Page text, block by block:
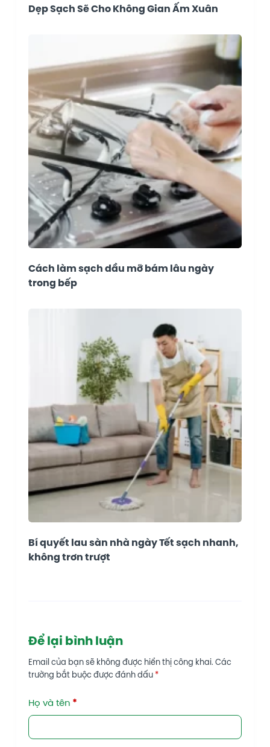
Dẹp Sạch Sẽ Cho Không Gian Ấm Xuân
Cách làm sạch dầu mỡ bám lâu ngày
trong bếp
Bí quyết lau sàn nhà ngày Tết sạch nhanh,
không trơn trượt
Để lại bình luận
Email của bạn sẽ không được hiển thị công khai. Các
trường bắt buộc được đánh dấu *
Họ và tên *